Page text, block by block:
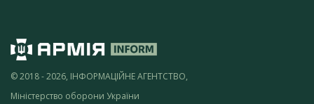
© 2018 - 2026, ІНФОРМАЦІЙНЕ АГЕНТСТВО,
Міністерство оборони України